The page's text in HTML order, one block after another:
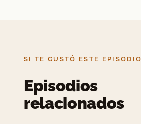
SI TE GUSTÓ ESTE EPISODIO
Episodios
relacionados